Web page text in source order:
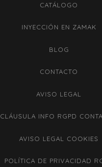
CATÁLOGO
INYECCIÓN EN ZAMAK
BLOG
CONTACTO
AVISO LEGAL
CLÁUSULA INFO RGPD
AVISO LEGAL COOKIES
POLÍTICA DE PRIVACIDAD